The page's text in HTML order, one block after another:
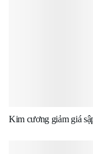
Kim cương giảm giá